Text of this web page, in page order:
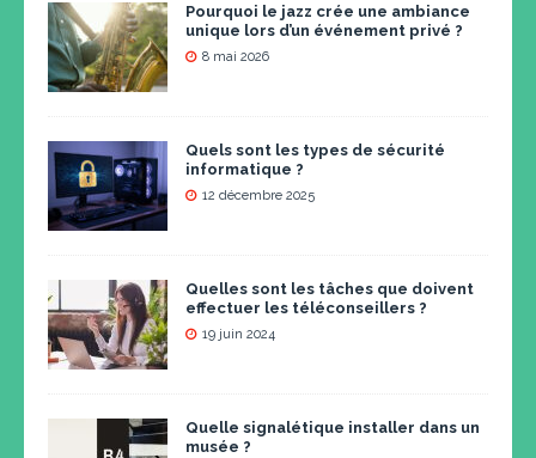
Pourquoi le jazz crée une ambiance
unique lors d’un événement privé ?
8 mai 2026
Quels sont les types de sécurité
informatique ?
12 décembre 2025
Quelles sont les tâches que doivent
effectuer les téléconseillers ?
19 juin 2024
Quelle signalétique installer dans un
musée ?